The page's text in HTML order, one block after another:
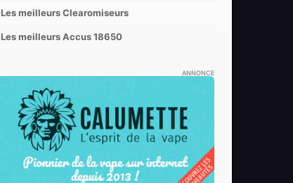
Les meilleurs Clearomiseurs
Les meilleurs Accus 18650
ANNONCE